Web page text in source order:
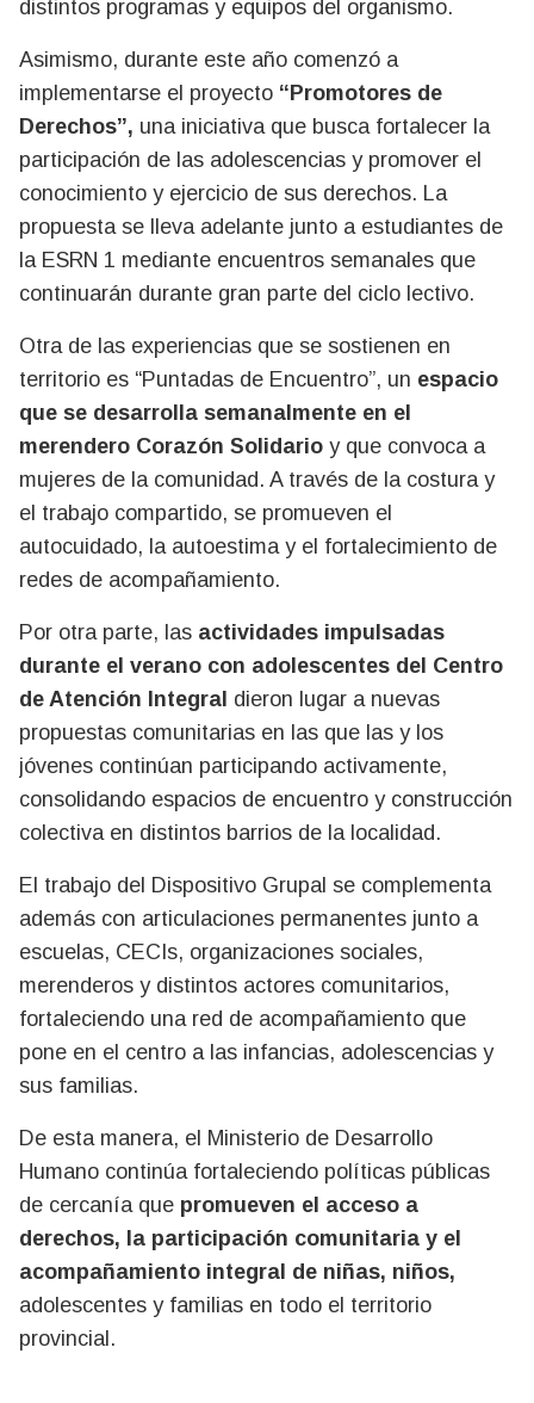
distintos programas y equipos del organismo.
Asimismo, durante este año comenzó a
implementarse el proyecto “Promotores de
Derechos”, una iniciativa que busca fortalecer la
participación de las adolescencias y promover el
conocimiento y ejercicio de sus derechos. La
propuesta se lleva adelante junto a estudiantes de
la ESRN 1 mediante encuentros semanales que
continuarán durante gran parte del ciclo lectivo.
Otra de las experiencias que se sostienen en
territorio es “Puntadas de Encuentro”, un espacio
que se desarrolla semanalmente en el
merendero Corazón Solidario y que convoca a
mujeres de la comunidad. A través de la costura y
el trabajo compartido, se promueven el
autocuidado, la autoestima y el fortalecimiento de
redes de acompañamiento.
Por otra parte, las actividades impulsadas
durante el verano con adolescentes del Centro
de Atención Integral dieron lugar a nuevas
propuestas comunitarias en las que las y los
jóvenes continúan participando activamente,
consolidando espacios de encuentro y construcción
colectiva en distintos barrios de la localidad.
El trabajo del Dispositivo Grupal se complementa
además con articulaciones permanentes junto a
escuelas, CECIs, organizaciones sociales,
merenderos y distintos actores comunitarios,
fortaleciendo una red de acompañamiento que
pone en el centro a las infancias, adolescencias y
sus familias.
De esta manera, el Ministerio de Desarrollo
Humano continúa fortaleciendo políticas públicas
de cercanía que promueven el acceso a
derechos, la participación comunitaria y el
acompañamiento integral de niñas, niños,
adolescentes y familias en todo el territorio
provincial.